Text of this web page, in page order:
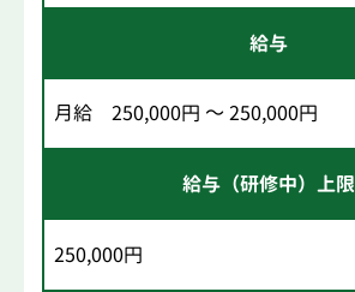
給与
月給 250,000円 ～ 250,000円
給与（研修中）上限
250,000円